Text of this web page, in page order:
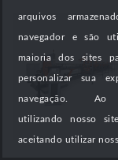
arquivos
navegador e são
maioria dos sites
personalizar sua
navegação. Ao
utilizando nosso
aceitando utilizar